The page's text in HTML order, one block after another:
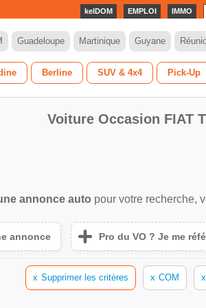
kelDOM EMPLOI IMMO
Guadeloupe Martinique Guyane
Berline SUV & 4x4 Pick-Up
Voiture Occasion FIAT
annonce auto pour votre recherche,
annonce Pro du VO ? Je me
x Supprimer les critères x COM x